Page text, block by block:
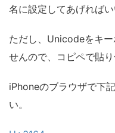
名に設定してあげればい
ただし、Unicodeをキ
せんので、コピペで貼り
iPhoneのブラウザで下
い。